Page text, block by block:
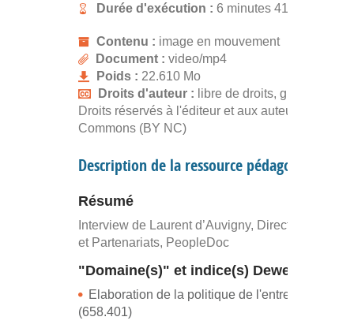
Durée d'exécution : 6 minutes 41 secondes
Contenu : image en mouvement
Document : video/mp4
Poids : 22.610 Mo
Droits d'auteur : libre de droits, gratuit
Droits réservés à l'éditeur et aux auteurs.
Commons (BY NC)
Description de la ressource pédagogique
Résumé
Interview de Laurent d’Auvigny, Directeur
et Partenariats, PeopleDoc
"Domaine(s)" et indice(s) Dewey
Elaboration de la politique de l'entreprise
(658.401)